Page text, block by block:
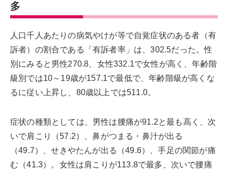
多
人口千人あたりの病気やけが等で自覚症状のある者（有
訴者）の割合である「有訴者率」は、302.5だった。性
別にみると男性270.8、女性332.1で女性が高く、年齢階
級別では10～19歳が157.1で最低で、年齢階級が高くな
るに従い上昇し、80歳以上では511.0。
症状の種類としては、男性は腰痛が91.2と最も高く、次
いで肩こり（57.2）、鼻がつまる・鼻汁が出る
（49.7）、せきやたんが出る（49.6）、手足の関節が痛
む（41.3）。女性は肩こりが113.8で最多、次いで腰痛